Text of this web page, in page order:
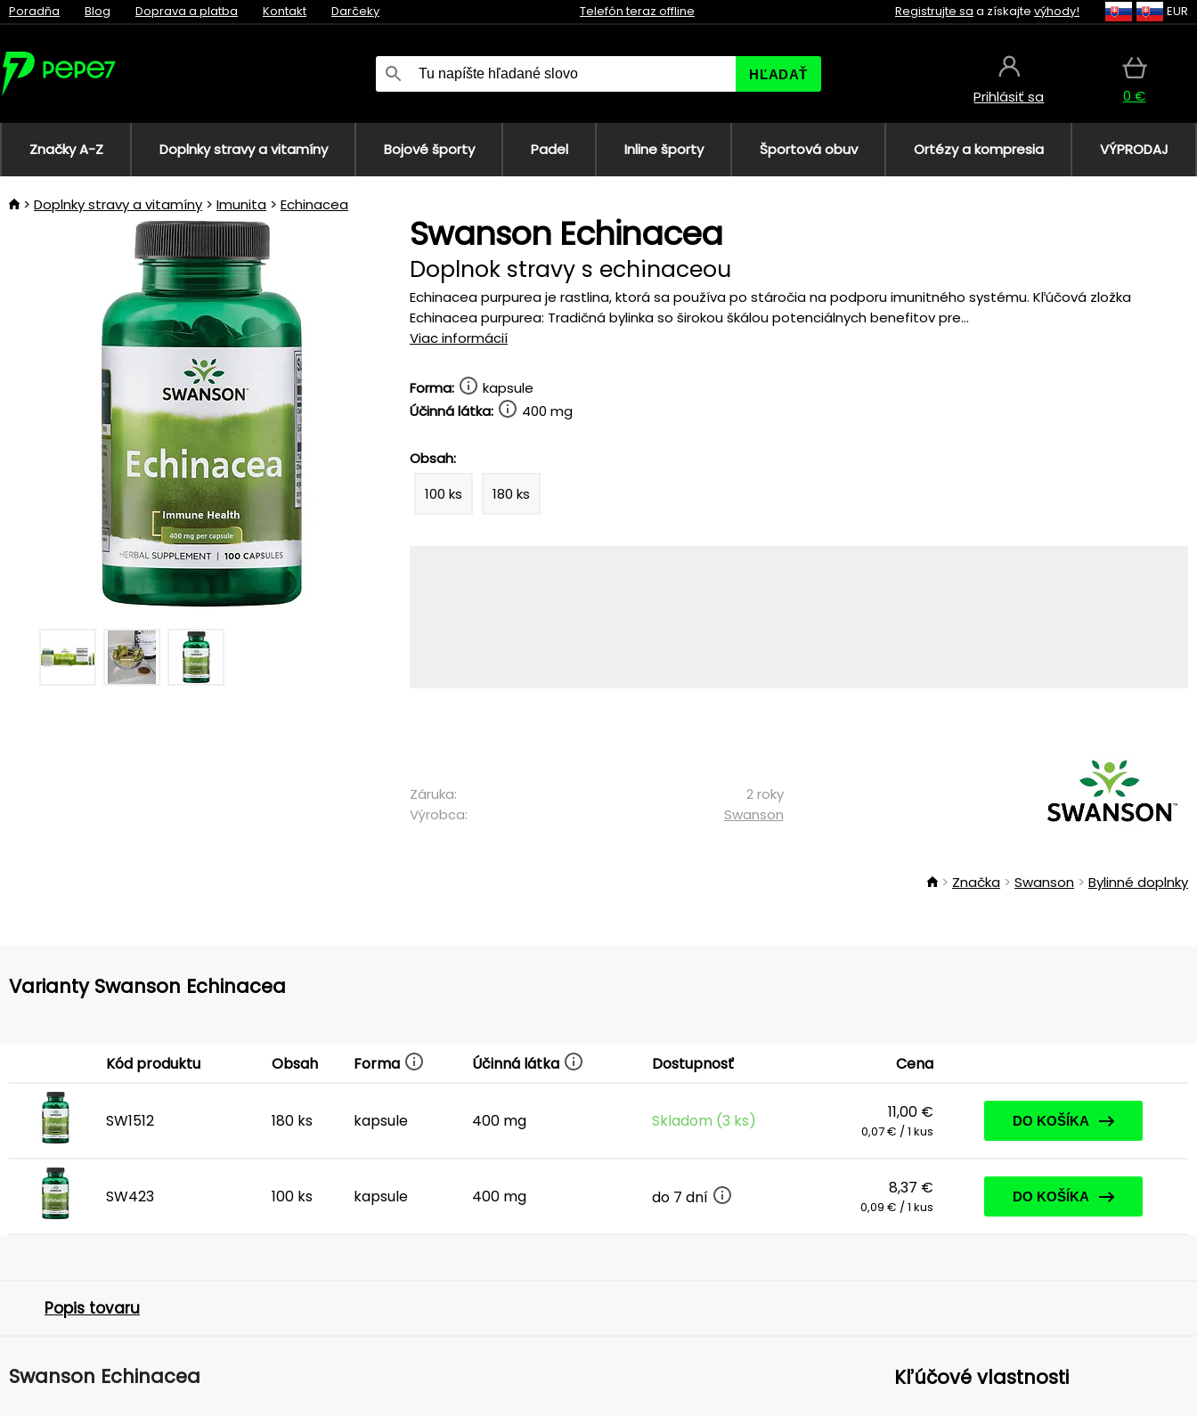
Poradňa Blog Doprava a platba Kontakt Darčeky Telefón teraz offline Registrujte sa a získajte výhody! EUR
HĽADAŤ
Prihlásiť sa 0 €
Značky A-Z Doplnky stravy a vitamíny Bojové športy Padel Inline športy Športová obuv Ortézy a kompresia VÝPRODAJ
Doplnky stravy a vitamíny Imunita Echinacea
Swanson Echinacea
Doplnok stravy s echinaceou
Echinacea purpurea je rastlina, ktorá sa používa po stáročia na podporu imunitného systému. Kľúčová zložka
Echinacea purpurea: Tradičná bylinka so širokou škálou potenciálnych benefitov pre...
Viac informácií
Forma:
kapsule
Účinná látka:
400 mg
Obsah:
100 ks
180 ks
Záruka:
2 roky
Výrobca:
Swanson
Značka Swanson Bylinné doplnky
Varianty Swanson Echinacea
Kód produktu Obsah Forma Účinná látka Dostupnosť Cena
SW1512 180 ks kapsule 400 mg Skladom (3 ks) 11,00 €
0,07 € / 1 kus
DO KOŠÍKA
SW423 100 ks kapsule 400 mg do 7 dní 8,37 €
0,09 € / 1 kus
DO KOŠÍKA
Popis tovaru
Swanson Echinacea Kľúčové vlastnosti